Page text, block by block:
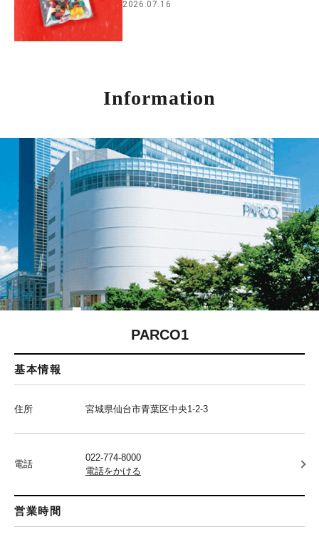
2026.07.16
Information
PARCO1
基本情報
住所 宮城県仙台市青葉区中央1-2-3
電話
022-774-8000
電話をかける
営業時間